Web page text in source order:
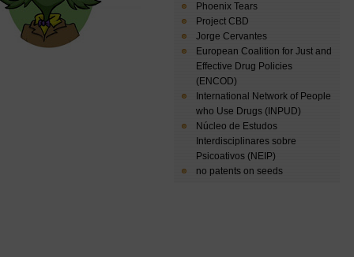
Phoenix Tears
Project CBD
Jorge Cervantes
European Coalition for Just and
Effective Drug Policies
(ENCOD)
International Network of People
who Use Drugs (INPUD)
Núcleo de Estudos
Interdisciplinares sobre
Psicoativos (NEIP)
no patents on seeds